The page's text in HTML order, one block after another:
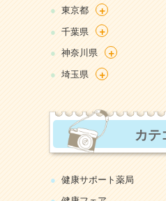
東京都 +
千葉県 +
神奈川県 +
埼玉県 +
カテ
健康サポート薬局